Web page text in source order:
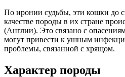
По иронии судьбы, эти кошки до
качестве породы в их стране
(Англии). Это связано с
могут привести к ушным
проблемы, связанной с хрящом.
Характер породы